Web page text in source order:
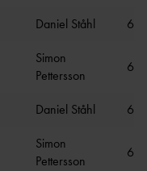
Daniel Ståhl
Simon
Pettersson
Daniel Ståhl
Simon
Pettersson